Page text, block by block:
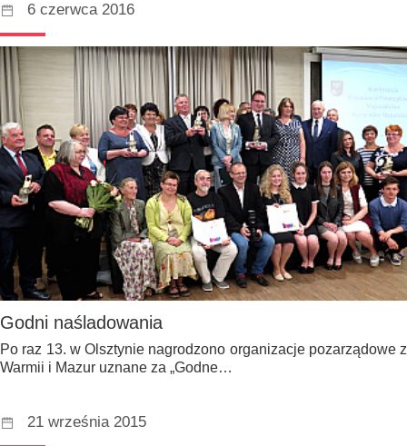
6 czerwca 2016
Godni naśladowania
Po raz 13. w Olsztynie nagrodzono organizacje pozarządowe z
Warmii i Mazur uznane za „Godne…
21 września 2015